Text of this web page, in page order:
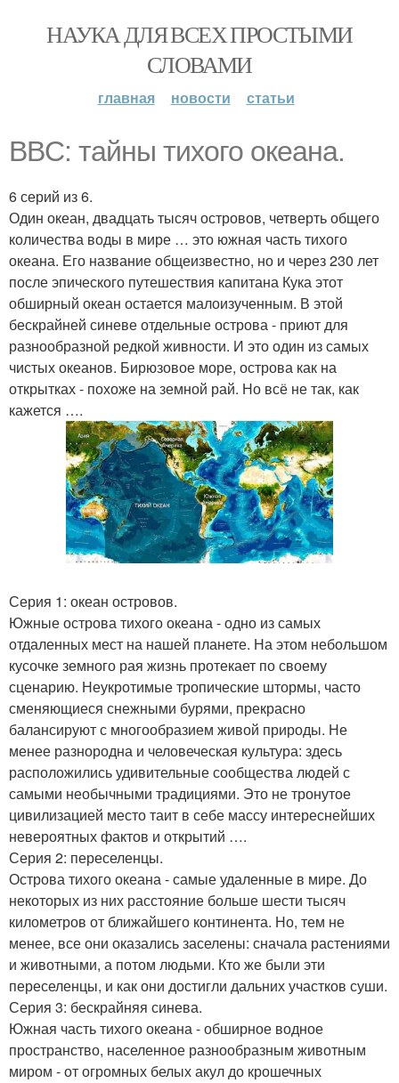
НАУКА ДЛЯ ВСЕХ ПРОСТЫМИ
СЛОВАМИ
главная новости статьи
BBC: тайны тихого океана.
6 серий из 6.
Один океан, двадцать тысяч островов, четверть общего
количества воды в мире … это южная часть тихого
океана. Его название общеизвестно, но и через 230 лет
после эпического путешествия капитана Кука этот
обширный океан остается малоизученным. В этой
бескрайней синеве отдельные острова - приют для
разнообразной редкой живности. И это один из самых
чистых океанов. Бирюзовое море, острова как на
открытках - похоже на земной рай. Но всё не так, как
кажется ….
Серия 1: океан островов.
Южные острова тихого океана - одно из самых
отдаленных мест на нашей планете. На этом небольшом
кусочке земного рая жизнь протекает по своему
сценарию. Неукротимые тропические штормы, часто
сменяющиеся снежными бурями, прекрасно
балансируют с многообразием живой природы. Не
менее разнородна и человеческая культура: здесь
расположились удивительные сообщества людей с
самыми необычными традициями. Это не тронутое
цивилизацией место таит в себе массу интереснейших
невероятных фактов и открытий ….
Серия 2: переселенцы.
Острова тихого океана - самые удаленные в мире. До
некоторых из них расстояние больше шести тысяч
километров от ближайшего континента. Но, тем не
менее, все они оказались заселены: сначала растениями
и животными, а потом людьми. Кто же были эти
переселенцы, и как они достигли дальних участков суши.
Серия 3: бескрайняя синева.
Южная часть тихого океана - обширное водное
пространство, населенное разнообразным животным
миром - от огромных белых акул до крошечных